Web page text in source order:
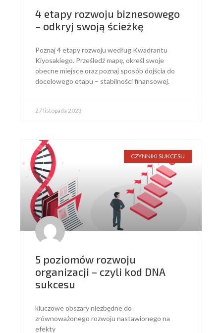
4 etapy rozwoju biznesowego
– odkryj swoją ścieżkę
Poznaj 4 etapy rozwoju według Kwadrantu
Kiyosakiego. Prześledź mapę, określ swoje
obecne miejsce oraz poznaj sposób dojścia do
docelowego etapu – stabilności finansowej.
27 listopada 2023
CZYNNIKI SUKCESU
5 poziomów rozwoju
organizacji – czyli kod DNA
sukcesu
kluczowe obszary niezbędne do
zrównoważonego rozwoju nastawionego na
efekty